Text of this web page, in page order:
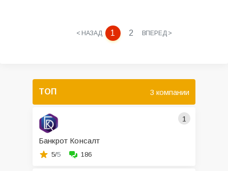
< НАЗАД 1 2 ВПЕРЕД >
ТОП 3 компании
1
Банкрот Консалт
5/5 186